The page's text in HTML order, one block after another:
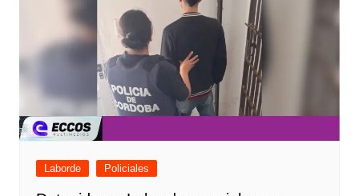
Laborde Policiales